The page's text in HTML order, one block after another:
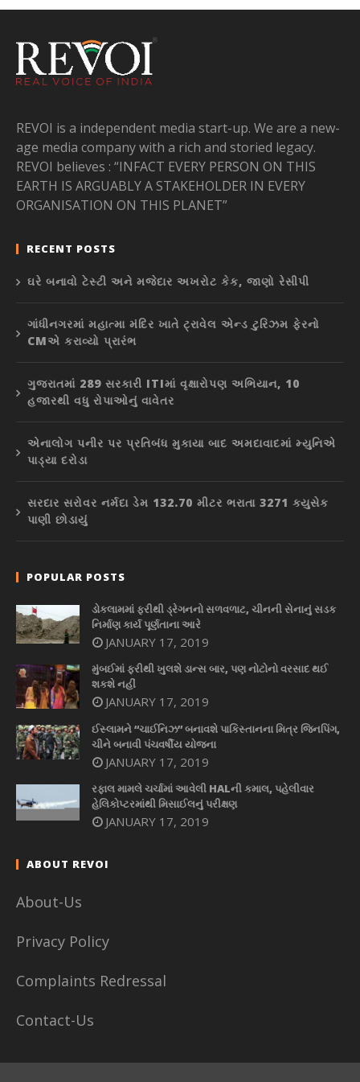
REVOI is a independent media start-up. We are a new-
age media company with a rich and storied legacy.
REVOI believes : “INFACT EVERY PERSON ON THIS
EARTH IS ARGUABLY A STAKEHOLDER IN EVERY
ORGANISATION ON THIS PLANET”
RECENT POSTS
ઘરે બનાવો ટેસ્ટી અને મજેદાર અખરોટ કેક, જાણો રેસીપી
ગાંધીનગરમાં મહાત્મા મંદિર ખાતે ટ્રાવેલ એન્ડ ટુરિઝમ ફેરનો
CMએ કરાવ્યો પ્રારંભ
ગુજરાતમાં 289 સરકારી ITIમાં વૃક્ષારોપણ અભિયાન, 10
હજારથી વધુ રોપાઓનું વાવેતર
એનાલોગ પનીર પર પ્રતિબંધ મુકાયા બાદ અમદાવાદમાં મ્યુનિએ
પાડ્યા દરોડા
સરદાર સરોવર નર્મદા ડેમ 132.70 મીટર ભરાતા 3271 ક્યુસેક
પાણી છોડાયું
POPULAR POSTS
ડોકલામમાં ફરીથી ડ્રેગનનો સળવળાટ, ચીનની સેનાનું સડક
નિર્માણ કાર્ય પૂર્ણતાના આરે
JANUARY 17, 2019
મુંબઈમાં ફરીથી ખુલશે ડાન્સ બાર, પણ નોટોનો વરસાદ થઈ
શકશે નહીં
JANUARY 17, 2019
ઈસ્લામને “ચાઈનિઝ” બનાવશે પાકિસ્તાનના મિત્ર જિનપિંગ,
ચીને બનાવી પંચવર્ષીય યોજના
JANUARY 17, 2019
રફાલ મામલે ચર્ચામાં આવેલી HALની કમાલ, પહેલીવાર
હેલિકોપ્ટરમાંથી મિસાઈલનું પરીક્ષણ
JANUARY 17, 2019
ABOUT REVOI
About-Us
Privacy Policy
Complaints Redressal
Contact-Us